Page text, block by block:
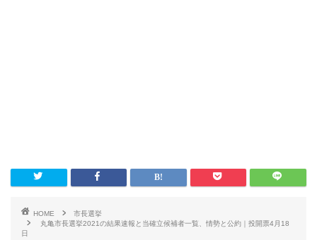
HOME
市長選挙
丸亀市長選挙2021の結果速報と当確立候補者一覧、情勢と公約｜投開票4月18
日